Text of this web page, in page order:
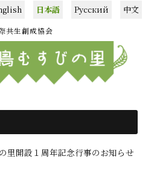
日本語 Русский 中文
共生創成協会
里開設１周年記念行事のお知らせ